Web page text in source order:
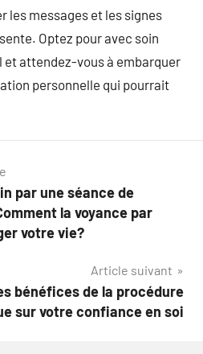
les messages et les signes
Optez pour avec soin
attendez-vous à embarquer
personnelle qui pourrait
par une séance de
la voyance par
votre vie?
Article suivant
bénéfices de la procédure
sur votre confiance en soi